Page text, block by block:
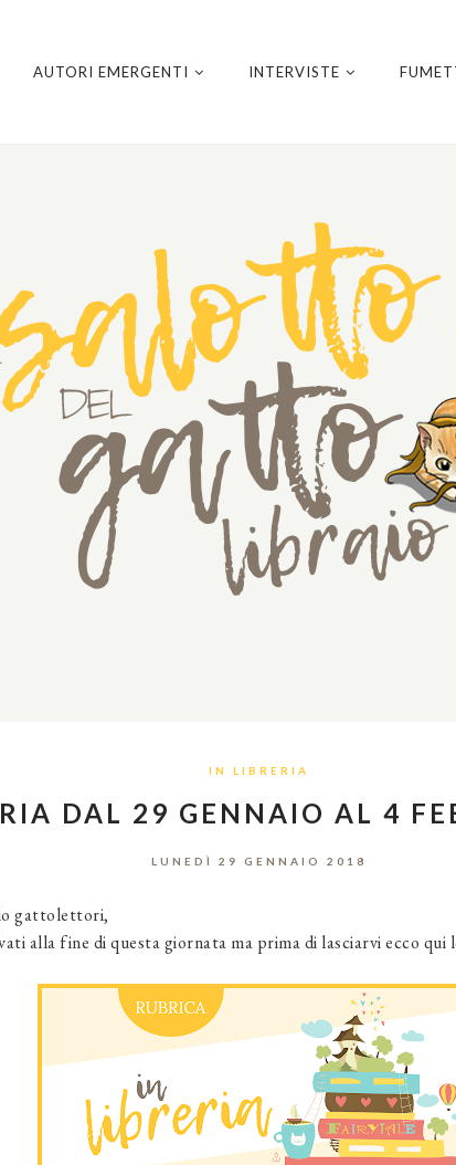
AUTORI EMERGENTI INTERVISTE
IN LIBRERIA
DAL 29 GENNAIO AL 4
LUNEDÌ 29 GENNAIO 2018
gattolettori,
alla fine di questa giornata ma prima di lasciarvi ecco qui